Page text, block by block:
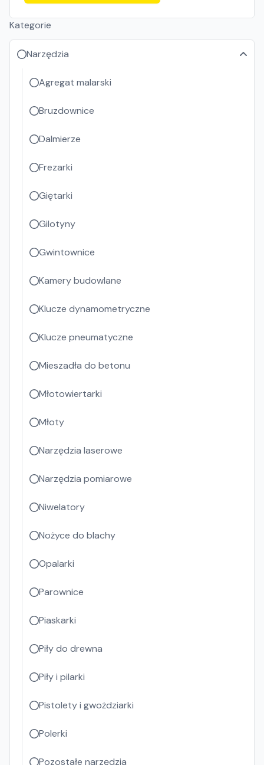
Kategorie
Narzędzia
Agregat malarski
Bruzdownice
Dalmierze
Frezarki
Giętarki
Gilotyny
Gwintownice
Kamery budowlane
Klucze dynamometryczne
Klucze pneumatyczne
Mieszadła do betonu
Młotowiertarki
Młoty
Narzędzia laserowe
Narzędzia pomiarowe
Niwelatory
Nożyce do blachy
Opalarki
Parownice
Piaskarki
Piły do drewna
Piły i pilarki
Pistolety i gwożdziarki
Polerki
Pozostałe narzędzia